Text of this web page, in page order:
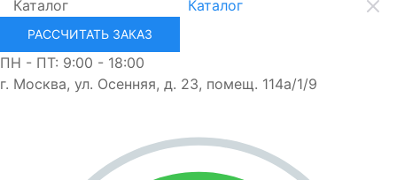
Каталог Каталог
РАССЧИТАТЬ ЗАКАЗ
ПН - ПТ: 9:00 - 18:00
г. Москва, ул. Осенняя, д. 23, помещ. 114а/1/9